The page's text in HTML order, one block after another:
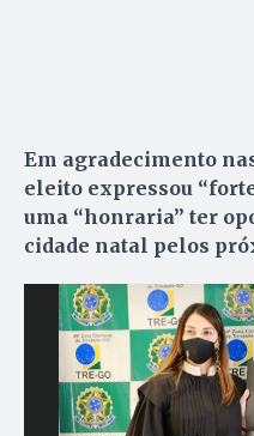
Em agradecimento
eleito expressou
uma “honraria” ter
cidade natal pelos